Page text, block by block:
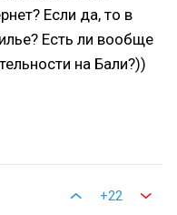
Если да, то в
Есть ли вообще
на Бали?))
+22